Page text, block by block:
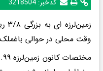
کدخبر: 3218504
وقت محلی در حوالی